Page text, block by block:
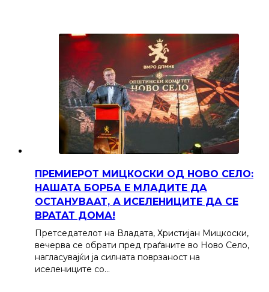
ПРЕМИЕРОТ МИЦКОСКИ ОД НОВО СЕЛО:
НАШАТА БОРБА Е МЛАДИТЕ ДА
ОСТАНУВААТ, А ИСЕЛЕНИЦИТЕ ДА СЕ
ВРАТАТ ДОМА!
Претседателот на Владата, Христијан Мицкоски,
вечерва се обрати пред граѓаните во Ново Село,
нагласувајќи ја силната поврзаност на
иселениците со…